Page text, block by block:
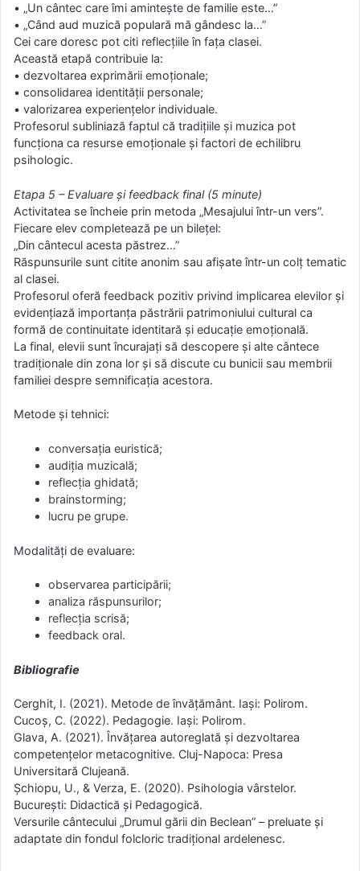
• „Un cântec care îmi amintește de familie este…”
• „Când aud muzică populară mă gândesc la…”
Cei care doresc pot citi reflecțiile în fața clasei.
Această etapă contribuie la:
• dezvoltarea exprimării emoționale;
• consolidarea identității personale;
• valorizarea experiențelor individuale.
Profesorul subliniază faptul că tradițiile și muzica pot
funcționa ca resurse emoționale și factori de echilibru
psihologic.
Etapa 5 – Evaluare și feedback final (5 minute)
Activitatea se încheie prin metoda „Mesajului într-un vers”.
Fiecare elev completează pe un bilețel:
„Din cântecul acesta păstrez…”
Răspunsurile sunt citite anonim sau afișate într-un colț tematic
al clasei.
Profesorul oferă feedback pozitiv privind implicarea elevilor și
evidențiază importanța păstrării patrimoniului cultural ca
formă de continuitate identitară și educație emoțională.
La final, elevii sunt încurajați să descopere și alte cântece
tradiționale din zona lor și să discute cu bunicii sau membrii
familiei despre semnificația acestora.
Metode și tehnici:
conversația euristică;
audiția muzicală;
reflecția ghidată;
brainstorming;
lucru pe grupe.
Modalități de evaluare:
observarea participării;
analiza răspunsurilor;
reflecția scrisă;
feedback oral.
Bibliografie
Cerghit, I. (2021). Metode de învățământ. Iași: Polirom.
Cucoș, C. (2022). Pedagogie. Iași: Polirom.
Glava, A. (2021). Învățarea autoreglată și dezvoltarea
competențelor metacognitive. Cluj-Napoca: Presa
Universitară Clujeană.
Șchiopu, U., & Verza, E. (2020). Psihologia vârstelor.
București: Didactică și Pedagogică.
Versurile cântecului „Drumul gării din Beclean” – preluate și
adaptate din fondul folcloric tradițional ardelenesc.